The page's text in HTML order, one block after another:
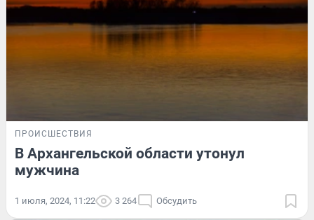
ПРОИСШЕСТВИЯ
В Архангельской области утонул
мужчина
1 июля, 2024, 11:22 3 264 Обсудить